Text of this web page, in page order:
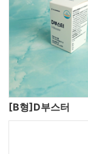
[B형]D부스터